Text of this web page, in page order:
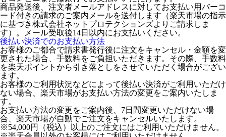
商品発送後、注文者メールアドレスに対してお支払い用バーコ
ード付きの請求のご案内メールを送付します（楽天市場の指示
に基づき株式会社ネットプロテクションズよりご請求しま
す）。メール受取後14日以内にお支払いください。
後払い決済でのお支払い方法
お客様のご都合で請求書発行後に注文をキャンセル・金額を変
更された場合、手数料をご負担いただきます。その際、手数料
を楽天ポイントから引き落としをさせていただく場合がござい
ます。
お客様のご利用状況などによって後払い決済がご利用いただけ
ない場合、楽天市場がお支払い方法の変更をご案内いたしま
す。
お支払い方法の変更をご案内後、7日間変更いただけない場
合、楽天市場が自動でご注文をキャンセルいたします。
※54,000円（税込）以上のご注文にはご利用いただけません。